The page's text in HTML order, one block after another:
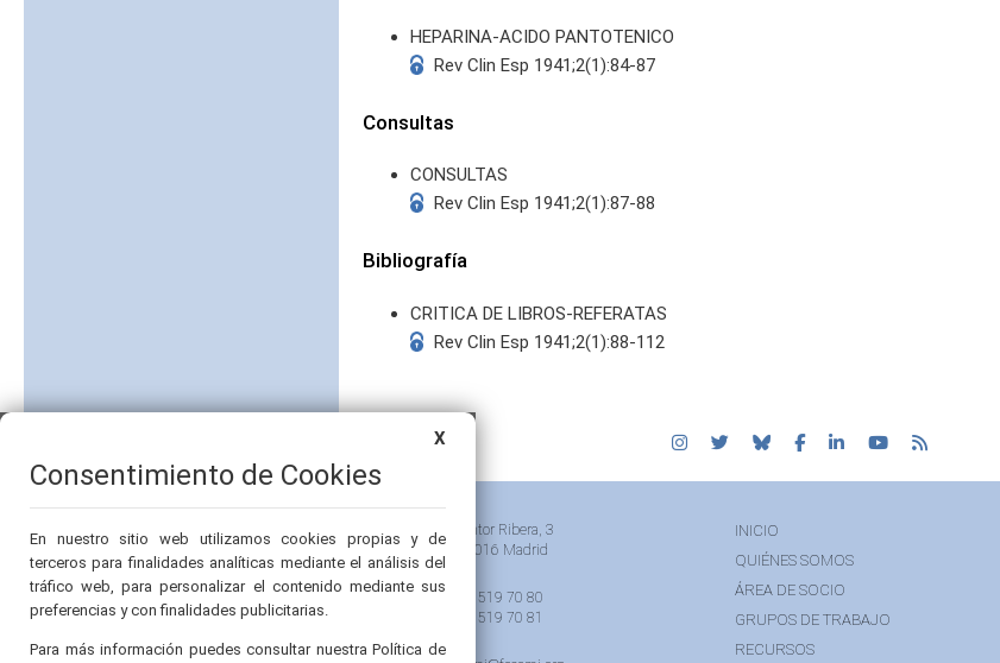
HEPARINA-ACIDO PANTOTENICO
Rev Clin Esp 1941;2(1):84-87
Consultas
CONSULTAS
Rev Clin Esp 1941;2(1):87-88
Bibliografía
CRITICA DE LIBROS-REFERATAS
Rev Clin Esp 1941;2(1):88-112
Pintor Ribera, 3
28016 Madrid
91 519 70 80
91 519 70 81
INICIO
QUIÉNES SOMOS
ÁREA DE SOCIO
GRUPOS DE TRABAJO
RECURSOS
X
Consentimiento de Cookies
En nuestro sitio web utilizamos cookies propias y de
terceros para finalidades analíticas mediante el análisis del
tráfico web, para personalizar el contenido mediante sus
preferencias y con finalidades publicitarias.
Para más información puedes consultar nuestra Política de